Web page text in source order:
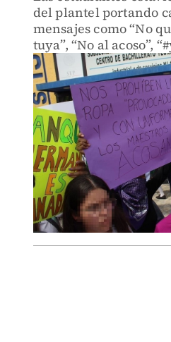
del plantel portando
mensajes como “No
tuya”, “No al acoso”,
otros.